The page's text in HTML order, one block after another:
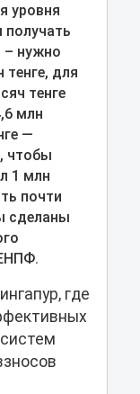
уровня
получать
– нужно
тенге, для
тенге
млн
—
чтобы
1 млн
почти
сделаны
где